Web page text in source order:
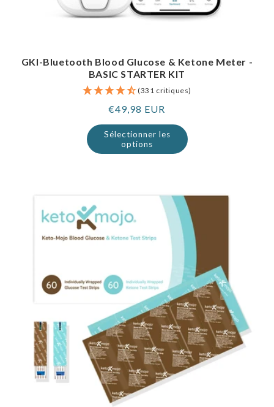
GKI-Bluetooth Blood Glucose & Ketone Meter -
BASIC STARTER KIT
(331 critiques)
Prix
normal
€49,98 EUR
Sélectionner les
options